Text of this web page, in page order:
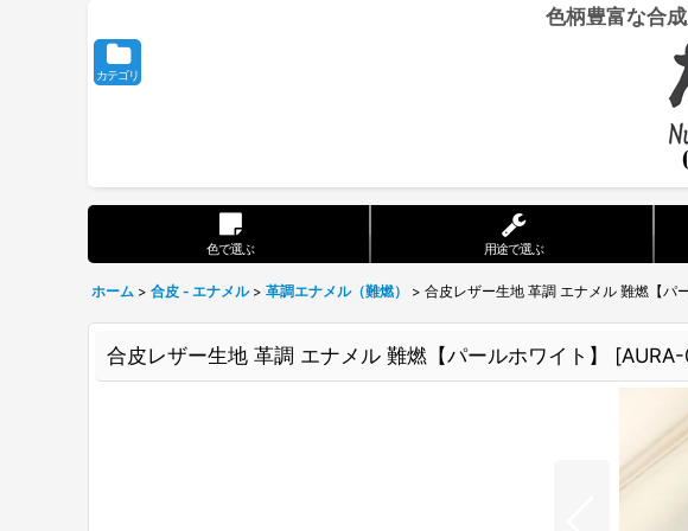
色柄豊富な合
カテゴリ
色で選ぶ 用途で選ぶ
ホーム > 合皮 - エナメル > 革調エナメル（難燃） > 合皮レザー生地 革調 エナメル 難燃【パ
合皮レザー生地 革調 エナメル 難燃【パールホワイト】 [AURA-